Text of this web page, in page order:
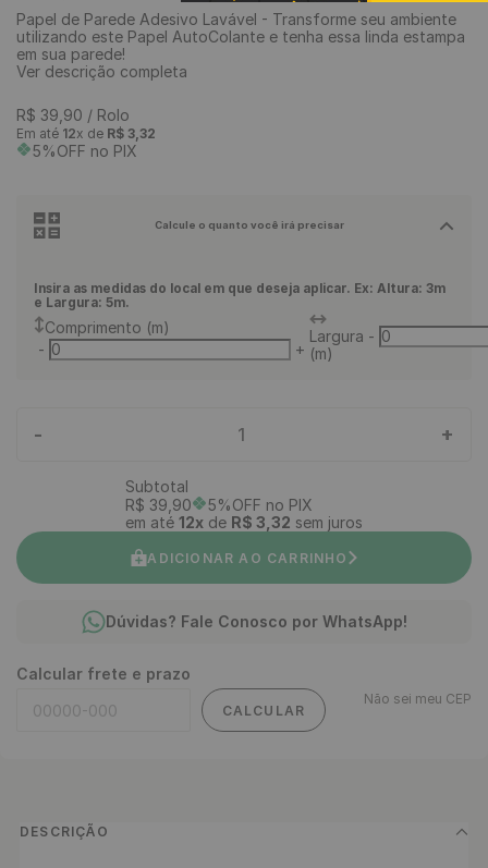
Papel de Parede Adesivo Lavável - Transforme seu ambiente
utilizando este Papel AutoColante e tenha essa linda estampa
em sua parede!
Ver descrição completa
R$ 39 90 / Rolo
Em até 12x de R$ 3,32
5%OFF no PIX
Calcule o quanto você irá precisar
Insira as medidas do local em que deseja aplicar. Ex: Altura: 3m
e Largura: 5m.
Comprimento (m)
-
+
Largura
(m)
-
- 1 +
Subtotal
R$ 39 90
5%OFF no PIX
em até 12x de R$ 3 32 sem juros
ADICIONAR AO CARRINHO
Dúvidas? Fale Conosco por WhatsApp!
Calcular frete e prazo
CALCULAR
Não sei meu CEP
DESCRIÇÃO
9º piso vinílico click
10º piso vinílico